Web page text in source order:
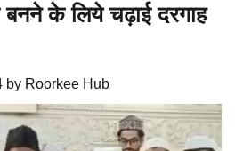
बनने के लिये चढ़ाई दरगाह
by Roorkee Hub